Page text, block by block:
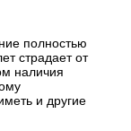
полностью
страдает от
наличия
и другие